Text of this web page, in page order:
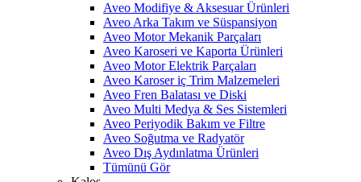
Aveo Modifiye & Aksesuar Ürünleri
Aveo Arka Takım ve Süspansiyon
Aveo Motor Mekanik Parçaları
Aveo Karoseri ve Kaporta Ürünleri
Aveo Motor Elektrik Parçaları
Aveo Karoser iç Trim Malzemeleri
Aveo Fren Balatası ve Diski
Aveo Multi Medya & Ses Sistemleri
Aveo Periyodik Bakım ve Filtre
Aveo Soğutma ve Radyatör
Aveo Dış Aydınlatma Ürünleri
Tümünü Gör